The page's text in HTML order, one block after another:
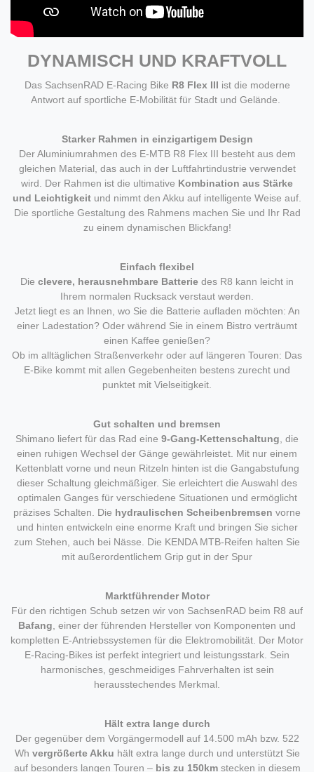
DYNAMISCH UND KRAFTVOLL
Das SachsenRAD E-Racing Bike R8 Flex III ist die moderne
Antwort auf sportliche E-Mobilität für Stadt und Gelände.
Starker Rahmen in einzigartigem Design
Der Aluminiumrahmen des E-MTB R8 Flex III besteht aus dem
gleichen Material, das auch in der Luftfahrtindustrie verwendet
wird. Der Rahmen ist die ultimative Kombination aus Stärke
und Leichtigkeit und nimmt den Akku auf intelligente Weise auf.
Die sportliche Gestaltung des Rahmens machen Sie und Ihr Rad
zu einem dynamischen Blickfang!
Einfach flexibel
Die clevere, herausnehmbare Batterie des R8 kann leicht in
Ihrem normalen Rucksack verstaut werden.
Jetzt liegt es an Ihnen, wo Sie die Batterie aufladen möchten: An
einer Ladestation? Oder während Sie in einem Bistro verträumt
einen Kaffee genießen?
Ob im alltäglichen Straßenverkehr oder auf längeren Touren: Das
E-Bike kommt mit allen Gegebenheiten bestens zurecht und
punktet mit Vielseitigkeit.
Gut schalten und bremsen
Shimano liefert für das Rad eine 9-Gang-Kettenschaltung , die
einen ruhigen Wechsel der Gänge gewährleistet. Mit nur einem
Kettenblatt vorne und neun Ritzeln hinten ist die Gangabstufung
dieser Schaltung gleichmäßiger. Sie erleichtert die Auswahl des
optimalen Ganges für verschiedene Situationen und ermöglicht
präzises Schalten. Die hydraulischen Scheibenbremsen vorne
und hinten entwickeln eine enorme Kraft und bringen Sie sicher
zum Stehen, auch bei Nässe. Die KENDA MTB-Reifen halten Sie
mit außerordentlichem Grip gut in der Spur
Marktführender Motor
Für den richtigen Schub setzen wir von SachsenRAD beim R8 auf
Bafang , einer der führenden Hersteller von Komponenten und
kompletten E-Antriebssystemen für die Elektromobilität. Der Motor
E-Racing-Bikes ist perfekt integriert und leistungsstark. Sein
harmonisches, geschmeidiges Fahrverhalten ist sein
herausstechendes Merkmal.
Hält extra lange durch
Der gegenüber dem Vorgängermodell auf 14.500 mAh bzw. 522
Wh vergrößerte Akku hält extra lange durch und unterstützt Sie
auf besonders langen Touren – bis zu 150km stecken in diesem